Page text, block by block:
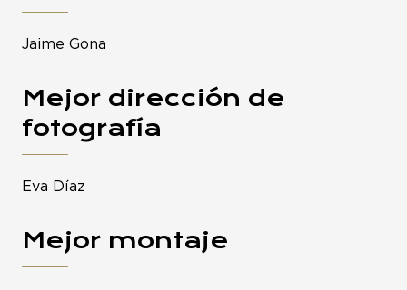
Jaime Gona
Mejor dirección de
fotografía
Eva Díaz
Mejor montaje